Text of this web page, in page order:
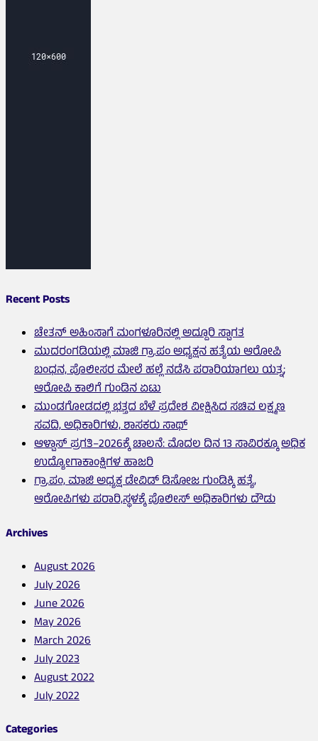
Recent Posts
ಚೇತನ್ ಅಹಿಂಸಾಗೆ ಮಂಗಳೂರಿನಲ್ಲಿ ಅದ್ದೂರಿ ಸ್ವಾಗತ
ಮುದರಂಗಡಿಯಲ್ಲಿ ಮಾಜಿ ಗ್ರಾ.ಪಂ ಅಧ್ಯಕ್ಷನ ಹತ್ಯೆಯ ಆರೋಪಿ
ಬಂಧನ, ಪೊಲೀಸರ ಮೇಲೆ ಹಲ್ಲೆ ನಡೆಸಿ ಪರಾರಿಯಾಗಲು ಯತ್ನ;
ಆರೋಪಿ ಕಾಲಿಗೆ ಗುಂಡಿನ ಏಟು
ಮುಂಡಗೋಡದಲ್ಲಿ ಭತ್ತದ ಬೆಳೆ ಪ್ರದೇಶ ವೀಕ್ಷಿಸಿದ ಸಚಿವ ಲಕ್ಷ್ಮಣ
ಸವದಿ, ಅಧಿಕಾರಿಗಳು, ಶಾಸಕರು ಸಾಥ್
ಆಳ್ವಾಸ್ ಪ್ರಗತಿ–2026ಕ್ಕೆ ಚಾಲನೆ: ಮೊದಲ ದಿನ 13 ಸಾವಿರಕ್ಕೂ ಅಧಿಕ
ಉದ್ಯೋಗಾಕಾಂಕ್ಷಿಗಳ ಹಾಜರಿ
ಗ್ರಾ.ಪಂ, ಮಾಜಿ ಅಧ್ಯಕ್ಷ ಡೇವಿಡ್ ಡಿಸೋಜ ಗುಂಡಿಕ್ಕಿ ಹತ್ಯೆ,
ಆರೋಪಿಗಳು ಪರಾರಿ,ಸ್ಥಳಕ್ಕೆ ಪೊಲೀಸ್ ಅಧಿಕಾರಿಗಳು ದೌಡು
Archives
August 2026
July 2026
June 2026
May 2026
March 2026
July 2023
August 2022
July 2022
Categories